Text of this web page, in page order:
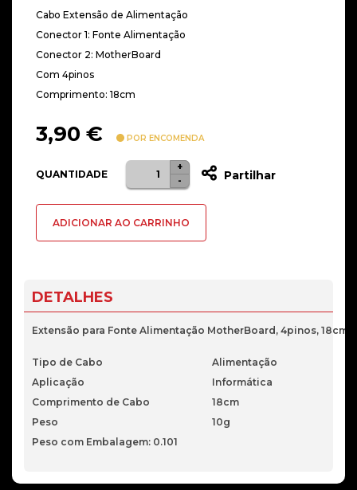
Cabo Extensão de Alimentação
Conector 1: Fonte Alimentação
Conector 2: MotherBoard
Com 4pinos
Comprimento: 18cm
3,90 € POR ENCOMENDA
QUANTIDADE
Quantidade
de
EXTENSOR
F
PARA
0.18M
-
+
Partilhar
ADICIONAR AO CARRINHO
DETALHES
Extensão para Fonte Alimentação MotherBoard, 4pinos, 18cm
Tipo de Cabo
Alimentação
Aplicação
Informática
Comprimento de Cabo
18cm
Peso
10g
Peso com Embalagem: 0.101